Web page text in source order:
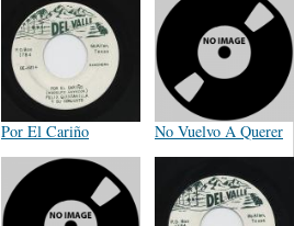
Por El Cariño No Vuelvo A Querer